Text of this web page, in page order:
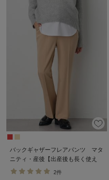
バックギャザーフレアパンツ マタ
ニティ・産後【出産後も長く使え
る】
2件